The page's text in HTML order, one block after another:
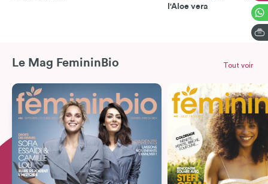
l'Aloe vera
Le Mag FemininBio Tout voir